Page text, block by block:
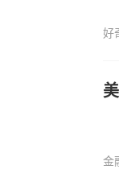
好
金